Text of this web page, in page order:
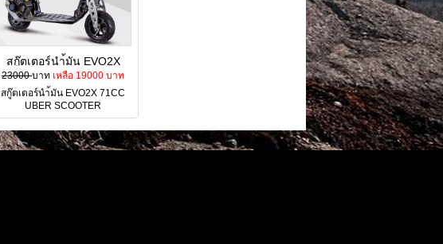
สกู๊ตเตอร์นำ้มัน EVO2X
71CC UBER SCOOTER
23000บาท เหลือ 19000 บาท
สกู๊ตเตอร์นำ้มัน EVO2X 71CC
UBER SCOOTER